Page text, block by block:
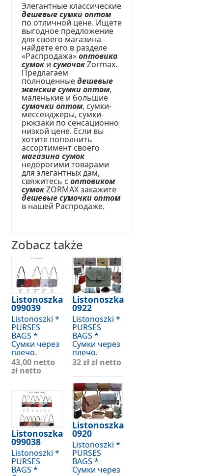
Элегантные классические
дешевые сумки оптом
по отличной цене. Ищете
выгодное предложение
для своего магазина -
найдете его в разделе
«Распродажа»оптовика
сумокисумочокZormax.
Предлагаем
полноценныедешевые
женские сумки оптом,
маленькие и большие
сумочки оптом, сумки-
мессенджеры, сумки-
рюкзаки по сенсационно
низкой цене. Если вы
хотите пополнить
ассортимент своего
магазина сумок
недорогими товарами
для элегантных дам,
свяжитесь соптовиком
сумокZORMAX закажите
дешевые сумочки оптом
в нашей Распродаже.
Zobacz także
Listonoszka
099039
Listonoszki *
PURSES
BAGS *
Сумки через
плечо.
43,00 netto
zł netto
Listonoszka
099038
Listonoszki *
PURSES
BAGS *
Listonoszka
0922
Listonoszki *
PURSES
BAGS *
Сумки через
плечо.
32 złzł netto
Listonoszka
0920
Listonoszki *
PURSES
BAGS *
Сумки через